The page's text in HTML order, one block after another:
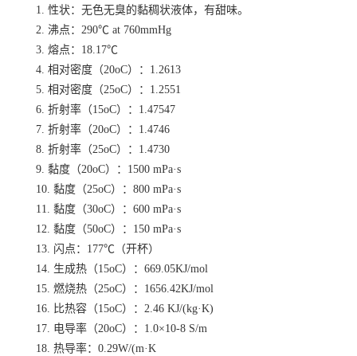
1. 性状：无色无臭的黏稠状液体，有甜味。
2. 沸点：290℃ at 760mmHg
3. 熔点：18.17℃
4. 相对密度（20oC）：1.2613
5. 相对密度（25oC）：1.2551
6. 折射率（15oC）：1.47547
7. 折射率（20oC）：1.4746
8. 折射率（25oC）：1.4730
9. 黏度（20oC）：1500 mPa·s
10. 黏度（25oC）：800 mPa·s
11. 黏度（30oC）：600 mPa·s
12. 黏度（50oC）：150 mPa·s
13. 闪点：177℃（开杯）
14. 生成热（15oC）：669.05KJ/mol
15. 燃烧热（25oC）：1656.42KJ/mol
16. 比热容（15oC）：2.46 KJ/(kg·K)
17. 电导率（20oC）：1.0×10-8 S/m
18. 热导率：0.29W/(m·K